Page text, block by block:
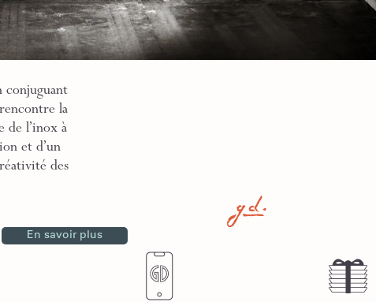
conjuguant
la
de l’inox à
et d’un
des
En savoir plus